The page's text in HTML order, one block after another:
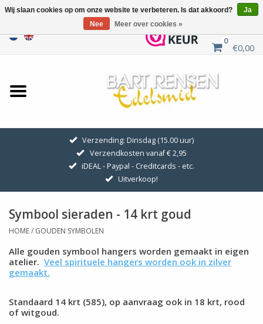
0
€0,00
Home
Uitverkoop
GOUDEN SYMBOLEN
Hanger Kettingen
Oorhangers
Medaillons
Verzending: Dinsdag (15.00 uur)
Verzendkosten vanaf € 2,95
iDEAL - Paypal - Creditcards - etc.
Uitverkoop!
Symbool sieraden - 14 krt goud
HOME/ GOUDEN SYMBOLEN
Alle gouden symbool hangers worden gemaakt in eigen
atelier. Veel spirituele hangers worden ook in zilver
gemaakt.
Standaard 14 krt (585), op aanvraag ook in 18 krt, rood
of witgoud.
Wij slaan cookies op om onze website te verbeteren. Is dat akkoord?
Ja
Nee
Meer over cookies »